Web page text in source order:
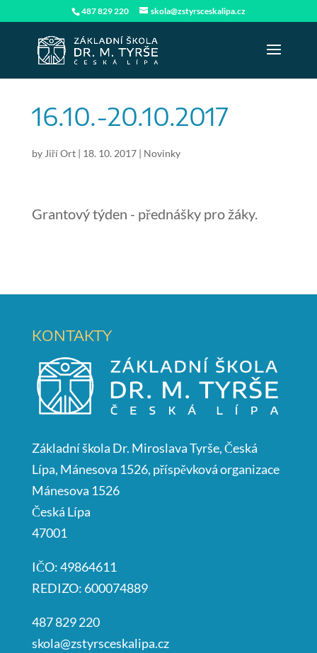
487 829 220 skola@zstyrsceskalipa.cz
16.10.-20.10.2017
by Jiří Ort| 18. 10. 2017| Novinky
Grantový týden - přednášky pro žáky.
KONTAKTY
Základní škola Dr. Miroslava Tyrše, Česká
Lípa, Mánesova 1526, příspěvková organizace
Mánesova 1526
Česká Lípa
47001
IČO: 49864611
REDIZO: 600074889
487 829 220
skola@zstyrsceskalipa.cz